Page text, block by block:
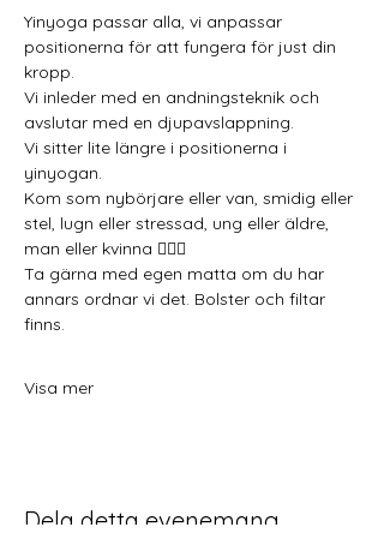
Yinyoga passar alla, vi anpassar
positionerna för att fungera för just din
kropp.
Vi inleder med en andningsteknik och
avslutar med en djupavslappning.
Vi sitter lite längre i positionerna i
yinyogan.
Kom som nybörjare eller van, smidig eller
stel, lugn eller stressad, ung eller äldre,
man eller kvinna 🧘🏼‍♂️
Ta gärna med egen matta om du har
annars ordnar vi det. Bolster och filtar
finns.
Visa mer
Dela detta evenemang